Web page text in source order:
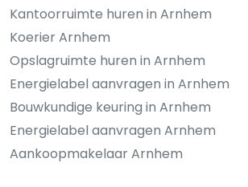
Kantoorruimte huren in Arnhem
Koerier Arnhem
Opslagruimte huren in Arnhem
Energielabel aanvragen in Arnhem
Bouwkundige keuring in Arnhem
Energielabel aanvragen Arnhem
Aankoopmakelaar Arnhem